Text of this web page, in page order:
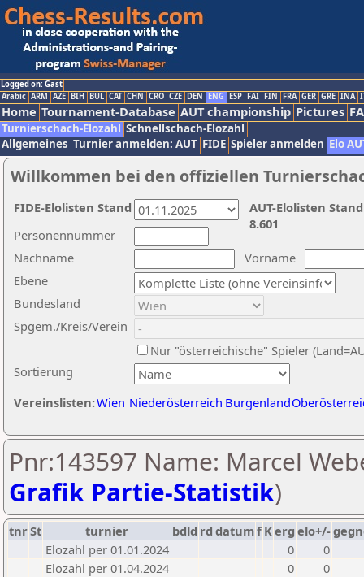
Logged on: Gast
Arabic ARM AZE BIH BUL CAT CHN CRO CZE DEN ENG ESP FAI FIN FRA GER GRE INA
Home Tournament-Database AUT championship Pictures
Turnierschach-Elozahl Schnellschach-Elozahl
Allgemeines Turnier anmelden: AUT FIDE Spieler anmelden Elo
Willkommen bei den offiziellen
Nachname
Vorname
Ebene
Sortierung
Personennummer
Bundesland
Spgem./Kreis/Verein
Nur "österreichische" Spieler
Vereinslisten:Wien Niederösterreich Burgenland
AUT-Elolisten
8.601
FIDE-Elolisten Stand
Pnr:143597 Name: Marcel
Grafik Partie-Statistik)
tnrSt turnier bdld rd datumf Kerg elo+/-
Elozahl per 01.01.2024
0
0
Elozahl per 01.04.2024
0
0